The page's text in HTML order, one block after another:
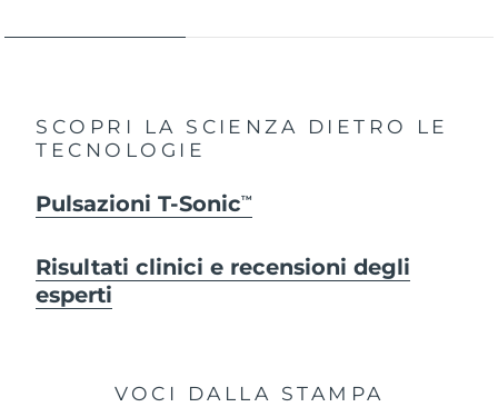
SCOPRI LA SCIENZA DIETRO LE
TECNOLOGIE
Pulsazioni T-SonicTM
Risultati clinici e recensioni degli
esperti
VOCI DALLA STAMPA